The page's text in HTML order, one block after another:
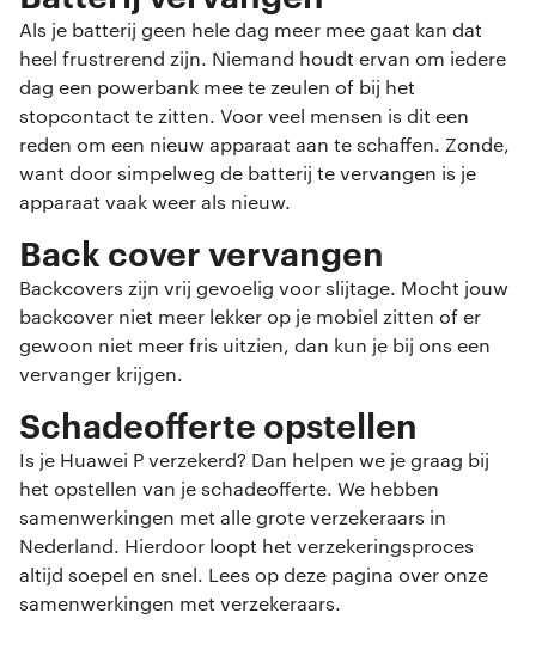
Als je batterij geen hele dag meer mee gaat kan dat
heel frustrerend zijn. Niemand houdt ervan om iedere
dag een powerbank mee te zeulen of bij het
stopcontact te zitten. Voor veel mensen is dit een
reden om een nieuw apparaat aan te schaffen. Zonde,
want door simpelweg de batterij te vervangen is je
apparaat vaak weer als nieuw.
Back cover vervangen
Backcovers zijn vrij gevoelig voor slijtage. Mocht jouw
backcover niet meer lekker op je mobiel zitten of er
gewoon niet meer fris uitzien, dan kun je bij ons een
vervanger krijgen.
Schadeofferte opstellen
Is je Huawei P verzekerd? Dan helpen we je graag bij
het opstellen van je schadeofferte. We hebben
samenwerkingen met alle grote verzekeraars in
Nederland. Hierdoor loopt het verzekeringsproces
altijd soepel en snel. Lees op deze pagina over onze
samenwerkingen met verzekeraars.